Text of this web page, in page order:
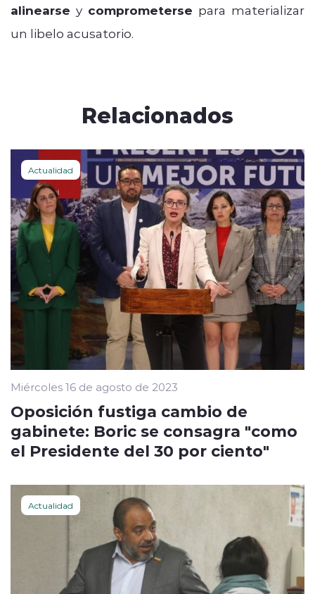
alinearse y comprometerse para materializar
un libelo acusatorio.
Relacionados
Actualidad
Miércoles 16 de agosto de 2023
Oposición fustiga cambio de
gabinete: Boric se consagra "como
el Presidente del 30 por ciento"
Actualidad